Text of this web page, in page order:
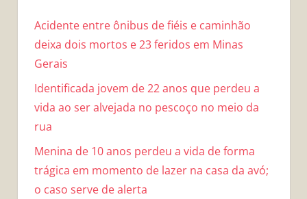
Acidente entre ônibus de fiéis e caminhão
deixa dois mortos e 23 feridos em Minas
Gerais
Identificada jovem de 22 anos que perdeu a
vida ao ser alvejada no pescoço no meio da
rua
Menina de 10 anos perdeu a vida de forma
trágica em momento de lazer na casa da avó;
o caso serve de alerta